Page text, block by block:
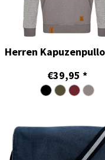
€39,95 *